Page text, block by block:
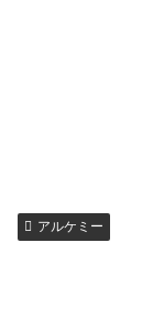
アルケミー